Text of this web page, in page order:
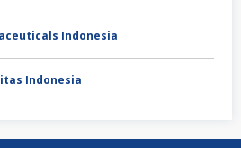
Indonesia
Indonesia